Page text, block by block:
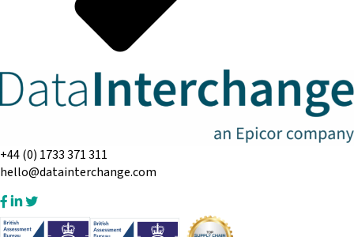
+44 (0) 1733 371 311
hello@datainterchange.com